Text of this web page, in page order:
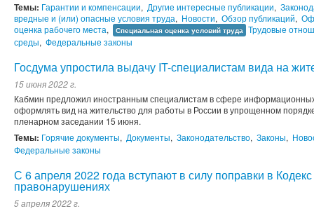
Темы: Гарантии и компенсации, Другие интересные публикации,
вредные и (или) опасные условия труда, Новости, Обзор публикаций,
оценка рабочего места, Специальная оценка условий труда Трудовые
среды, Федеральные законы
Госдума упростила выдачу IT-специалистам вида на
15 июня 2022 г.
Кабмин предложил иностранным специалистам в сфере
оформлять вид на жительство для работы в России в упрощенном
пленарном заседании 15 июня.
Темы: Горячие документы, Документы, Законодательство, Законы,
Федеральные законы
С 6 апреля 2022 года вступают в силу поправки в
правонарушениях
5 апреля 2022 г.